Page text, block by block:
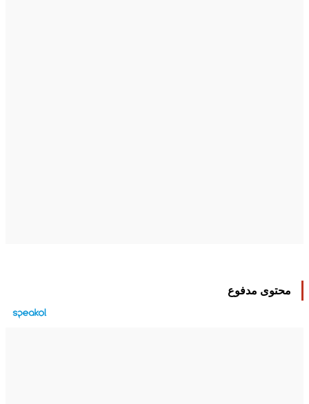
محتوى مدفوع